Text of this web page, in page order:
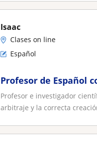
Isaac
Clases on line
Español
Profesor de Español
Profesor e investigador
arbitraje y la correcta